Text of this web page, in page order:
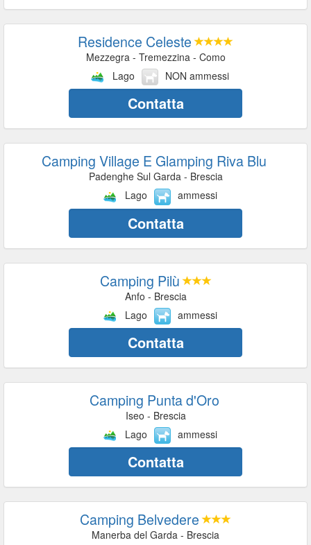
Residence Celeste
Mezzegra - Tremezzina - Como
Lago
NON ammessi
Contatta
Camping Village E Glamping Riva Blu
Padenghe Sul Garda - Brescia
Lago
ammessi
Contatta
Camping Pilù
Anfo - Brescia
Lago
ammessi
Contatta
Camping Punta d'Oro
Iseo - Brescia
Lago
ammessi
Contatta
Camping Belvedere
Manerba del Garda - Brescia